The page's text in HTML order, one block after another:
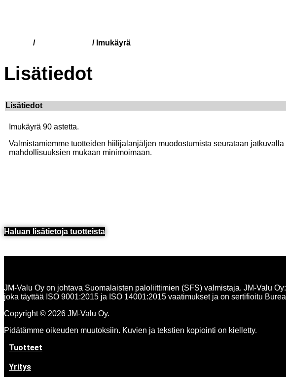
/ / Imukäyrä
Lisätiedot
Lisätiedot
Imukäyrä 90 astetta.
Valmistamiemme tuotteiden hiilijalanjäljen muodostumista seurataan
mahdollisuuksien mukaan minimoimaan.
Haluan lisätietoja tuotteista​
JM-Valu Oy on johtava Suomalaisten paloliittimien (SFS) valmistaja. JM-Valu
joka täyttää ISO 9001:2015 ja ISO 14001:2015 vaatimukset ja on sertifioitu
Copyright © 2026 JM-Valu Oy.
Pidätämme oikeuden muutoksiin. Kuvien ja tekstien kopiointi on kielletty.
Tuotteet
Yritys